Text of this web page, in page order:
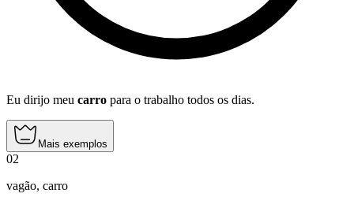
Eu dirijo meu carro para o trabalho todos os dias.
Mais exemplos
02
vagão, carro